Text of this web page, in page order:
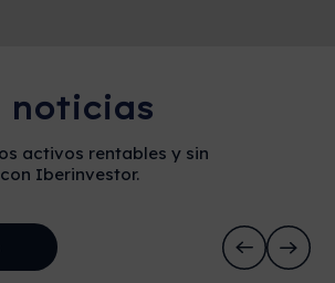
noticias
activos rentables y sin
Iberinvestor.